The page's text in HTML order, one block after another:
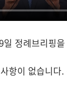
정례브리핑
항이 없습니다